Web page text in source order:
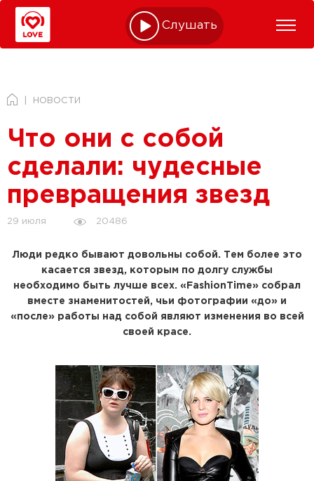
Слушать online
НОВОСТИ
Что они с собой
сделали: чудесные
превращения звезд
29 июля 20486
Люди редко бывают довольны собой. Тем более это
касается звезд, которым по долгу службы
необходимо быть лучше всех. «FashionTime» собрал
вместе знаменитостей, чьи фотографии «до» и
«после» работы над собой являют изменения во всей
своей красе.